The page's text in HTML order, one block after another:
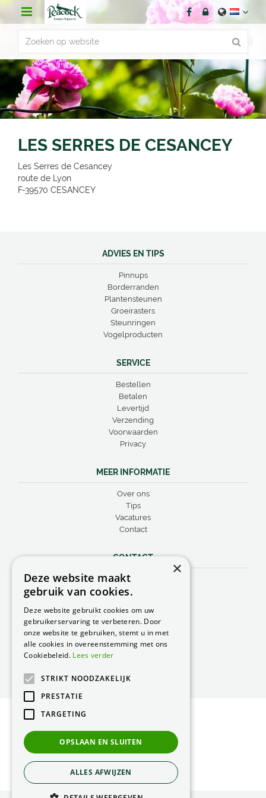
r
n
t
LES SERRES DE CESANCEY
Les Serres de Cesancey
route de Lyon
F-39570 CESANCEY
ADVIES EN TIPS
Pinnups
Borderranden
Plantensteunen
Groeirasters
Steunringen
Vogelproducten
SERVICE
Bestellen
Betalen
Levertijd
Verzending
Voorwaarden
Privacy
MEER INFORMATIE
Over ons
Tips
Vacatures
Contact
CONTACT
Peacock Garden Supports
Industrieweg 22
Nederland
0499 57 40 80
F. 0499 57 40 84
E.peacock@peacock.nl
Privacy Statement
Green Solutions
×
Deze website maakt
gebruik van cookies.
Deze website gebruikt cookies om uw
gebruikerservaring te verbeteren. Door
onze website te gebruiken, stemt u in met
alle cookies in overeenstemming met ons
Cookiebeleid. Lees verder
STRIKT NOODZAKELIJK
PRESTATIE
TARGETING
OPSLAAN EN SLUITEN
ALLES AFWIJZEN